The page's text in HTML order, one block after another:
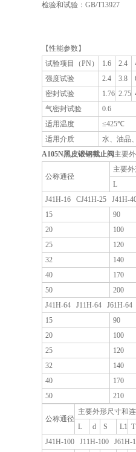
检验和试验：GB/T13927
【性能参数】
试验项目（PN）
1.6 2.4
强度试验
2.4 3.8
密封试验
1.76 2.75
气密封试验
0.6
适用温度
≤425℃
适用介质
水、油品
A105N黑皮锻钢截止阀 主要
公称通径
主要
L
J41H-16 CJ41H-25 J41H-
15
90
20
100
25
120
32
140
40
170
50
200
J41H-64 J11H-64 J61H-64
15
90
20
100
25
120
32
140
40
170
50
210
公称通径
主要外形尺寸和
L
d S L1 T
J41H-100 J11H-100 J61H-